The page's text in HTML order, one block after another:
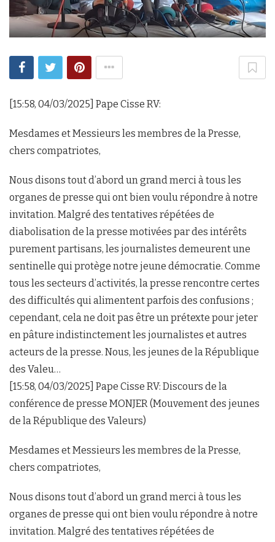
[15:58, 04/03/2025] Pape Cisse RV:
Mesdames et Messieurs les membres de la Presse,
chers compatriotes,
Nous disons tout d’abord un grand merci à tous les
organes de presse qui ont bien voulu répondre à notre
invitation. Malgré des tentatives répétées de
diabolisation de la presse motivées par des intérêts
purement partisans, les journalistes demeurent une
sentinelle qui protège notre jeune démocratie. Comme
tous les secteurs d’activités, la presse rencontre certes
des difficultés qui alimentent parfois des confusions ;
cependant, cela ne doit pas être un prétexte pour jeter
en pâture indistinctement les journalistes et autres
acteurs de la presse. Nous, les jeunes de la République
des Valeu…
[15:58, 04/03/2025] Pape Cisse RV: Discours de la
conférence de presse MONJER (Mouvement des jeunes
de la République des Valeurs)
Mesdames et Messieurs les membres de la Presse,
chers compatriotes,
Nous disons tout d’abord un grand merci à tous les
organes de presse qui ont bien voulu répondre à notre
invitation. Malgré des tentatives répétées de